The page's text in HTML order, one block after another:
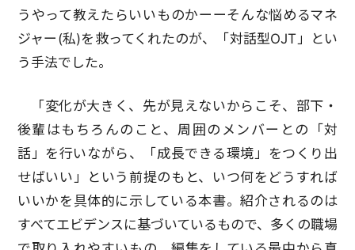
うやって教えたらいいものかーーそんな悩めるマネ
ジャー(私)を救ってくれたのが、「対話型OJT」とい
う手法でした。
「変化が大きく、先が見えないからこそ、部下・
後輩はもちろんのこと、周囲のメンバーとの「対
話」を行いながら、「成長できる環境」をつくり出
せばいい」という前提のもと、いつ何をどうすれば
いいかを具体的に示している本書。紹介されるのは
すべてエビデンスに基づいているもので、多くの職場